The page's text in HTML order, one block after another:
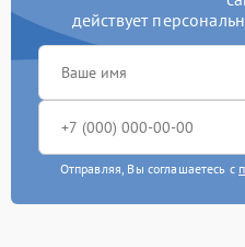
действует
Отправляя, Вы соглашаетесь с